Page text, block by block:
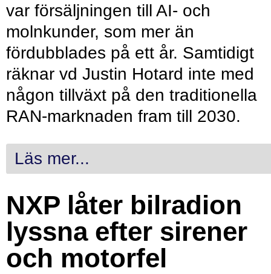
var försäljningen till AI- och
molnkunder, som mer än
fördubblades på ett år. Samtidigt
räknar vd Justin Hotard inte med
någon tillväxt på den traditionella
RAN-marknaden fram till 2030.
Läs mer...
NXP låter bilradion
lyssna efter sirener
och motorfel